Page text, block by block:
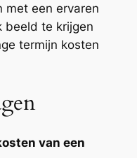
met een ervaren
beeld te krijgen
termijn kosten
van een